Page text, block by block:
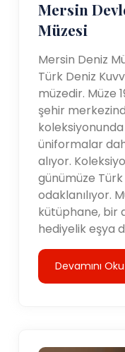
Mersin
Müzesi
Mersin Deniz
Türk Deniz
müzedir. Müze
şehir
üniformalar
alıyor.
günümüze
odaklanılıyor.
kütüphane, bir
hediyelik eşya
Devamını Oku